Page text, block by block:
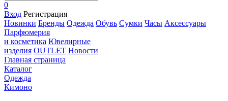
0
Вход Регистрация
Новинки Бренды Одежда Обувь Сумки Часы Аксессуары
Парфюмерия
и косметика Ювелирные
изделия OUTLET Новости
Главная страница
Каталог
Одежда
Кимоно